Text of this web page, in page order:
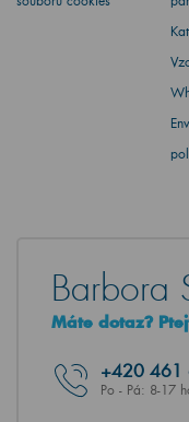
Barbora
Máte dotaz?
+420 461
Po - Pá: 8-17